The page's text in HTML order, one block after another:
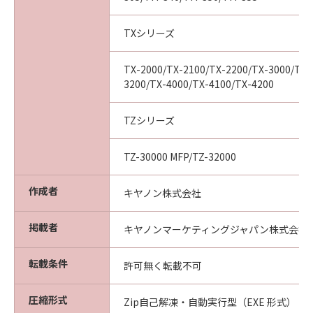
製物のすべてを廃棄及び消去することにより、
本契約を終了させることができます。
項に違反した場合、直ちに本契約を終了させる
ちに、「本ソフトウエア」及びその複製物のす
べてを廃棄及び消去するものとします。
本契約は、日本国法に準拠するものとします。
U.S. GOVERNMENT RESTRICTED RIGHTS
NOTICE:
The Software is a "commercial item," as that
term is defined at 48 C.F.R. 2.101 (Oct 1995),
consisting of "commercial computer
software documentation," as such terms are
TXシリーズ
TX-2000/TX-2100/TX-2200/TX-3000/
3200/TX-4000/TX-4100/TX-4200
TZシリーズ
TZ-30000 MFP/TZ-32000
作成者 キヤノン株式会社
掲載者 キヤノンマーケティングジャパン株式会社
転載条件 許可無く転載不可
圧縮形式 Zip自己解凍・自動実行型（EXE 形式）